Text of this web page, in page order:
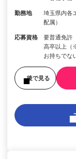
勤務地
埼玉県内各
配属）
応募資格
要普通免許
高卒以上（
お持ちでな
後で見る